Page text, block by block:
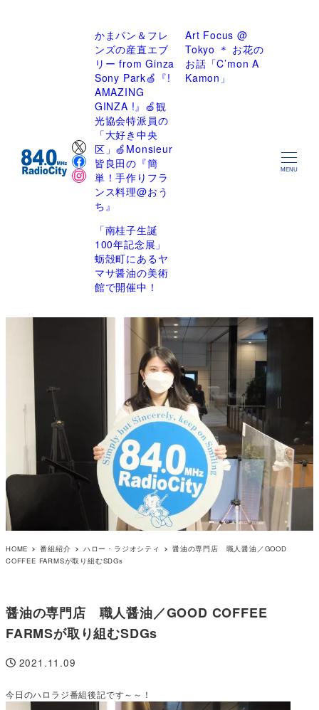
X
Facebook
Instagram
かまパン＆フレ
ンズの産直エブ
リー from Ginza
Sony Park🍏『!
AMAZING
GINZA !』🍏観
光協会特派員の
「大好き中央
区」🍏Monsieur
皆良田の『簡
単！手作りフラ
ンス料理@おう
ち』
Art Focus @
Tokyo ＊ お花の
お話「C’mon A
Kamon」
「南桂子生誕
100年記念展」
蛎殻町にあるヤ
マサ醤油の美術
館で開催中！
MENU
HOME 番組紹介 ハロー・ラジオシティ
醤油の専門店 職人醤油／GOOD
COFFEE FARMSが取り組むSDGs
醤油の専門店 職人醤油／GOOD COFFEE
FARMSが取り組むSDGs
投稿日
2021.11.09
今日のハロラジ番組後記です～～！